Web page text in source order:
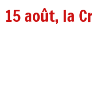
15 août, la